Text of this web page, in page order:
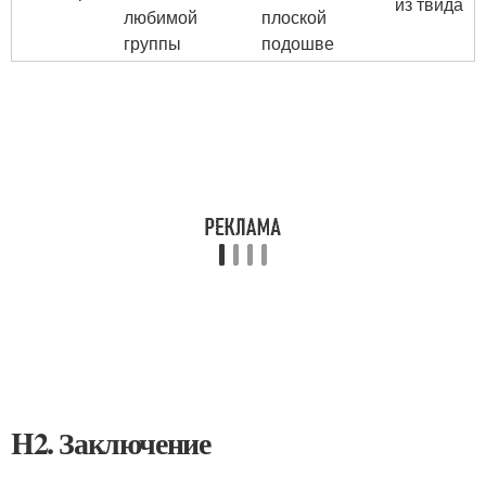
любимой
группы
плоской
подошве
H2. Заключение